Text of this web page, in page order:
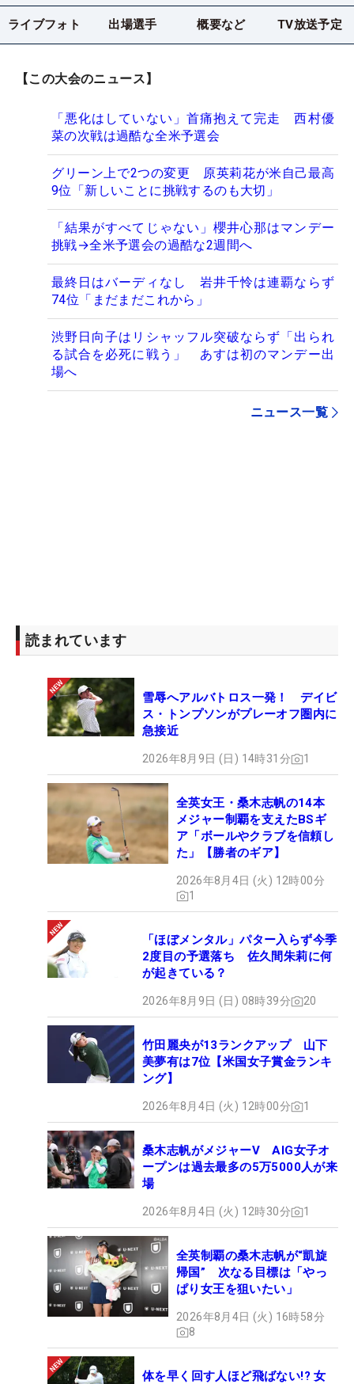
ライブフォト 出場選手 概要など TV放送予定
【この大会のニュース】
「悪化はしていない」首痛抱えて完走 西村優
菜の次戦は過酷な全米予選会
グリーン上で2つの変更 原英莉花が米自己最高
9位「新しいことに挑戦するのも大切」
「結果がすべてじゃない」櫻井心那はマンデー
挑戦→全米予選会の過酷な2週間へ
最終日はバーディなし 岩井千怜は連覇ならず
74位「まだまだこれから」
渋野日向子はリシャッフル突破ならず「出られ
る試合を必死に戦う」 あすは初のマンデー出
場へ
ニュース一覧
読まれています
雪辱へアルバトロス一発！ デイビ
ス・トンプソンがプレーオフ圏内に
急接近
2026年8月9日 (日) 14時31分 1
全英女王・桑木志帆の14本
メジャー制覇を支えたBSギ
ア「ボールやクラブを信頼し
た」【勝者のギア】
2026年8月4日 (火) 12時00分
1
「ほぼメンタル」パター入らず今季
2度目の予選落ち 佐久間朱莉に何
が起きている？
2026年8月9日 (日) 08時39分 20
竹田麗央が13ランクアップ 山下
美夢有は7位【米国女子賞金ランキ
ング】
2026年8月4日 (火) 12時00分 1
桑木志帆がメジャーV AIG女子オ
ープンは過去最多の5万5000人が来
場
2026年8月4日 (火) 12時30分 1
全英制覇の桑木志帆が“凱旋
帰国” 次なる目標は「やっ
ぱり女王を狙いたい」
2026年8月4日 (火) 16時58分
8
体を早く回す人ほど飛ばない!? 女